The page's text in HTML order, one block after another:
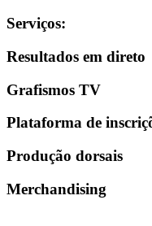
Serviços:
Resultados em direto
Grafismos TV
Plataforma de
Produção dorsais
Merchandising